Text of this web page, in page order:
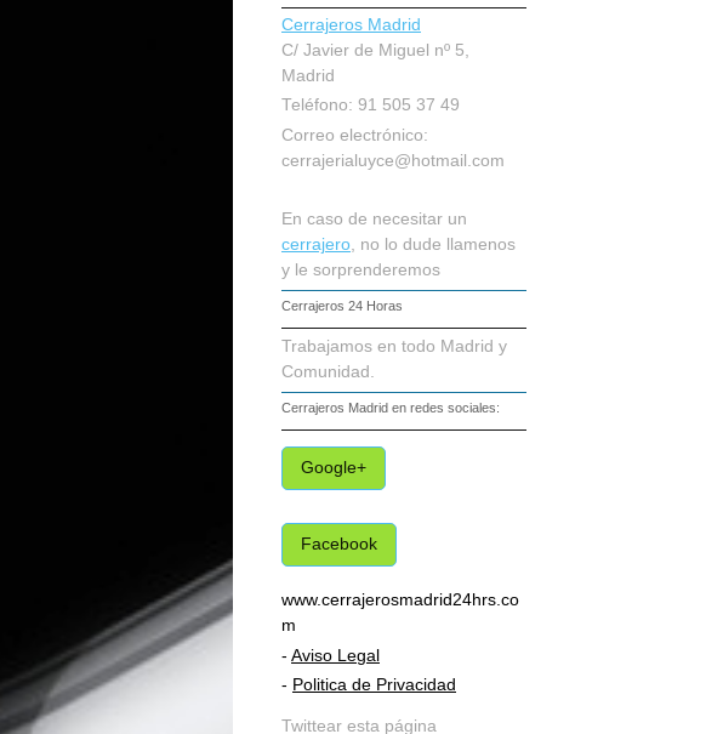
Cerrajeros Madrid
C/ Javier de Miguel nº 5,
Madrid
Teléfono: 91 505 37 49
Correo electrónico:
cerrajerialuyce@hotmail.com
En caso de necesitar un
cerrajero, no lo dude llamenos
y le sorprenderemos
Cerrajeros 24 Horas
Trabajamos en todo Madrid y
Comunidad.
Cerrajeros Madrid en redes sociales:
Google+
Facebook
www.cerrajerosmadrid24hrs.co
m
- Aviso Legal
- Politica de Privacidad
Twittear esta página